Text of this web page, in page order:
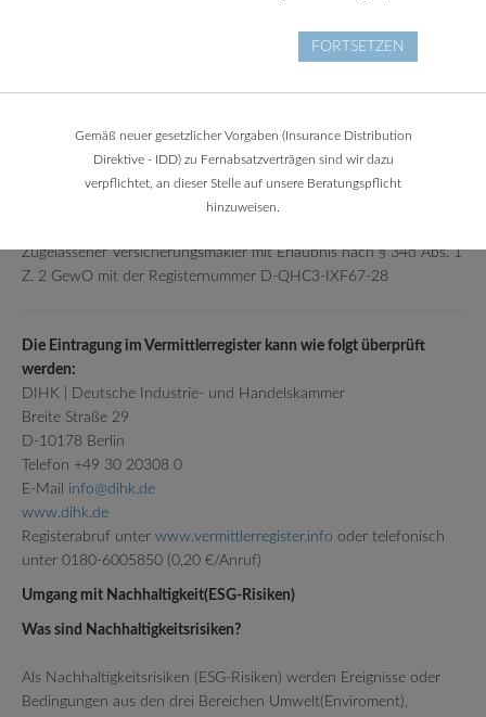
Behörde für die Aufsicht nach § 34d Abs. 1 Z. 2 GewO:
Telefon (Zentrale): 030 20308-0
Fax (Zentrale): 030 20308-1000
Zugelassener Versicherungsmakler mit Erlaubnis nach § 34d Abs. 1
Z. 2 GewO mit der Registernummer D-QHC3-IXF67-28
Die Eintragung im Vermittlerregister kann wie folgt überprüft
werden:
DIHK | Deutsche Industrie- und Handelskammer
Breite Straße 29
D-10178 Berlin
Telefon +49 30 20308 0
E-Mail info@dihk.de
www.dihk.de
Registerabruf unter www.vermittlerregister.info oder telefonisch
unter 0180-6005850 (0,20 €/Anruf)
Umgang mit Nachhaltigkeit(ESG-Risiken)
Was sind Nachhaltigkeitsrisiken?
Als Nachhaltigkeitsrisiken (ESG-Risiken) werden Ereignisse oder
Bedingungen aus den drei Bereichen Umwelt(Enviroment),
FORTSETZEN
Gemäß neuer gesetzlicher Vorgaben (Insurance Distribution
Direktive - IDD) zu Fernabsatzverträgen sind wir dazu
verpflichtet, an dieser Stelle auf unsere Beratungspflicht
hinzuweisen.